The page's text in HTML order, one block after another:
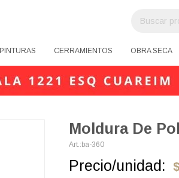
PINTURAS CERRAMIENTOS OBRA SECA
Moldura De
ba-360
Precio/unidad: $